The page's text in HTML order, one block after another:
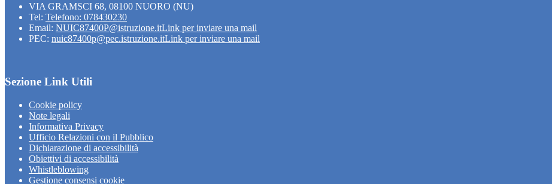
VIA GRAMSCI 68, 08100 NUORO (NU)
Tel: Telefono: 078430230
Email: NUIC87400P@istruzione.itLink per inviare una mail
PEC: nuic87400p@pec.istruzione.itLink per inviare una mail
Sezione Link Utili
Cookie policy
Note legali
Informativa Privacy
Ufficio Relazioni con il Pubblico
Dichiarazione di accessibilità
Obiettivi di accessibilità
Whistleblowing
Gestione consensi cookie